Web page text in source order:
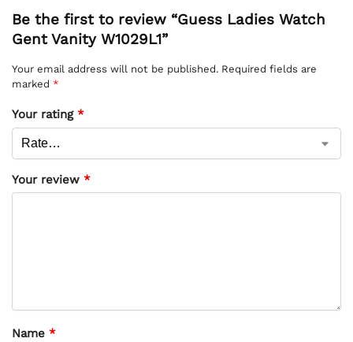
Be the first to review “Guess Ladies Watch
Gent Vanity W1029L1”
Your email address will not be published. Required fields are
marked *
Your rating *
Your review *
Name *